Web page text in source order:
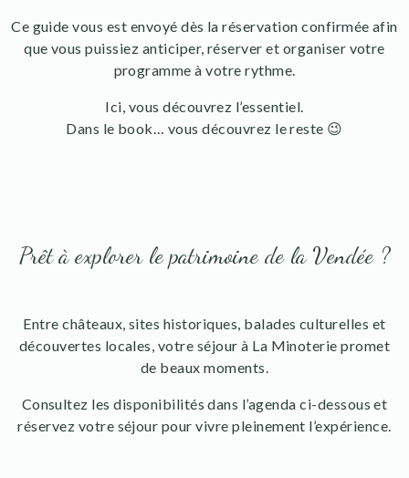
Ce guide vous est envoyé dès la réservation confirmée afin
que vous puissiez anticiper, réserver et organiser votre
programme à votre rythme.
Ici, vous découvrez l’essentiel.
Dans le book… vous découvrez le reste 😉
Prêt à explorer le patrimoine de la Vendée ?
Entre châteaux, sites historiques, balades culturelles et
découvertes locales, votre séjour à La Minoterie promet
de beaux moments.
Consultez les disponibilités dans l’agenda ci-dessous et
réservez votre séjour pour vivre pleinement l’expérience.